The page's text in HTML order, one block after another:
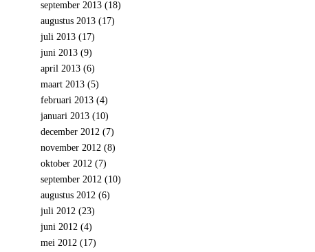
september 2013(18)
augustus 2013(17)
juli 2013(17)
juni 2013(9)
april 2013(6)
maart 2013(5)
februari 2013(4)
januari 2013(10)
december 2012 (7)
november 2012 (8)
oktober 2012 (7)
september 2012 (10)
augustus 2012 (6)
juli 2012 (23)
juni 2012 (4)
mei 2012 (17)